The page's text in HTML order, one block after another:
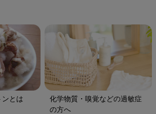
ンとは
化学物質・嗅覚などの過敏症
の方へ